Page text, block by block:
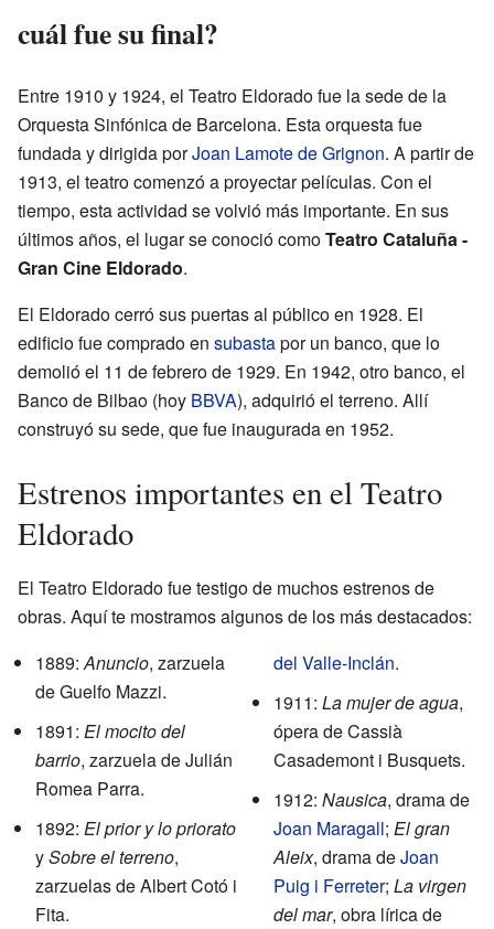
cuál fue su final?
Entre 1910 y 1924, el Teatro Eldorado fue la sede de la
Orquesta Sinfónica de Barcelona. Esta orquesta fue
fundada y dirigida porJoan Lamote de Grignon. A partir de
1913, el teatro comenzó a proyectar películas. Con el
tiempo, esta actividad se volvió más importante. En sus
últimos años, el lugar se conoció comoTeatro Cataluña -
Gran Cine Eldorado.
El Eldorado cerró sus puertas al público en 1928. El
edificio fue comprado en subastapor un banco, que lo
demolió el 11 de febrero de 1929. En 1942, otro banco, el
Banco de Bilbao (hoy BBVA), adquirió el terreno. Allí
construyó su sede, que fue inaugurada en 1952.
Estrenos importantes en el Teatro
Eldorado
El Teatro Eldorado fue testigo de muchos estrenos de
obras. Aquí te mostramos algunos de los más destacados:
1889:Anuncio, zarzuela
de Guelfo Mazzi.
1891: El mocito del
barrio, zarzuela de Julián
Romea Parra.
1892: El prior y lo priorato
ySobre el terreno,
zarzuelas de Albert Cotó i
Fita.
del Valle-Inclán.
1911: La mujer de agua,
ópera de Cassià
Casademont i Busquets.
1912: Nausica, drama de
Joan Maragall; El gran
Aleix, drama deJoan
Puig i Ferreter; La virgen
del mar, obra lírica de